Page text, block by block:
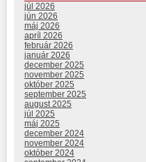
júl 2026
jún 2026
máj 2026
apríl 2026
február 2026
január 2026
december 2025
november 2025
október 2025
september 2025
august 2025
júl 2025
máj 2025
december 2024
november 2024
október 2024